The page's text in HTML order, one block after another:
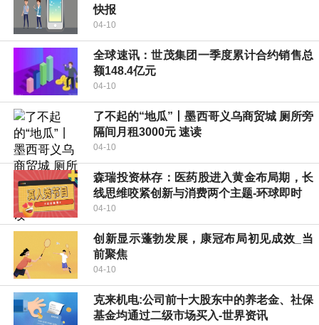
快报
04-10
全球速讯：世茂集团一季度累计合约销售总
额148.4亿元
04-10
了不起的“地瓜”丨墨西哥义乌商贸城 厕所旁
隔间月租3000元 速读
04-10
森瑞投资林存：医药股进入黄金布局期，长
线思维咬紧创新与消费两个主题-环球即时
04-10
创新显示蓬勃发展，康冠布局初见成效_当
前聚焦
04-10
克来机电:公司前十大股东中的养老金、社保
基金均通过二级市场买入-世界资讯